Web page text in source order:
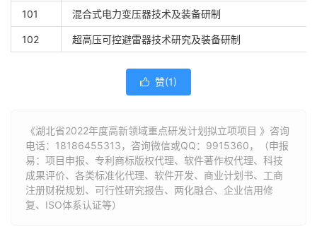
101 混合式电力变压器技术及装备研制
102 超高压可控避雷器技术研究及装备研制
 赞(1)
《湖北省2022年度高新领域重点研发计划拟立项项目 》咨询
电话： 18186455313，咨询微信或QQ：9915360，（申报
易：项目申报、专利商标版权代理、软件著作权代理、科技
成果评价、各类标准化代理、软件开发、商业计划书、工商
注册财税规划、可行性研究报告、两化融合、企业信用修
复、ISO体系认证等）